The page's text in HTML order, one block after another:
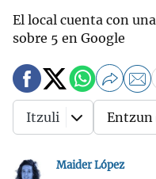
El local cuenta con
sobre 5 en Google
Maider López
Itzuli Entzun